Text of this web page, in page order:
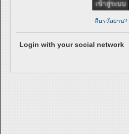
ลืมรหัสผ่าน?
Login with your social network